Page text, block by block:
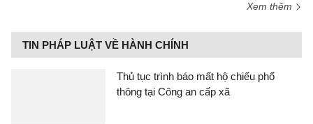
Xem thêm
TIN PHÁP LUẬT VỀ HÀNH CHÍNH
Thủ tục trình báo mất hộ chiếu phổ
thông tại Công an cấp xã